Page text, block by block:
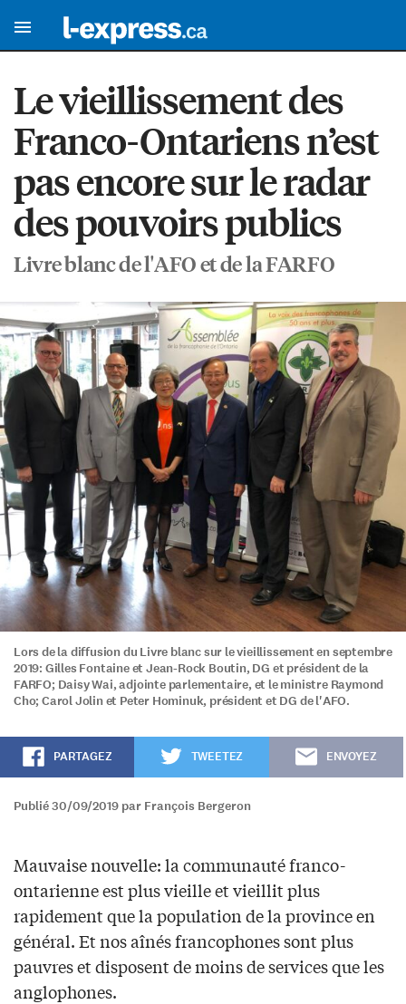
Le vieillissement des
Franco-Ontariens n’est
pas encore sur le radar
des pouvoirs publics
Livre blanc de l'AFO et de la FARFO
Lors de la diffusion du Livre blanc sur le vieillissement en septembre
2019: Gilles Fontaine et Jean-Rock Boutin, DG et président de la
FARFO; Daisy Wai, adjointe parlementaire, et le ministre Raymond
Cho; Carol Jolin et Peter Hominuk, président et DG de l'AFO.
PARTAGEZ TWEETEZ ENVOYEZ
Publié 30/09/2019 par François Bergeron
Mauvaise nouvelle: la communauté franco-
ontarienne est plus vieille et vieillit plus
rapidement que la population de la province en
général. Et nos aînés francophones sont plus
pauvres et disposent de moins de services que les
anglophones.